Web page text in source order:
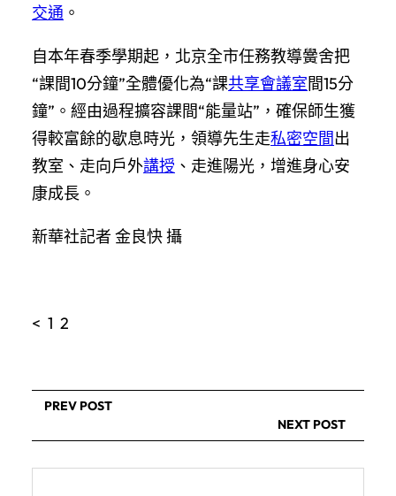
交通 。
自本年春季學期起，北京全市任務教導黌舍把
“課間10分鐘”全體優化為“課共享會議室間15分
鐘”。經由過程擴容課間“能量站”，確保師生獲
得較富餘的歇息時光，領導先生走私密空間出
教室、走向戶外講授 、走進陽光，增進身心安
康成長。
新華社記者 金良快 攝
< 1 2
PREV POST
NEXT POST